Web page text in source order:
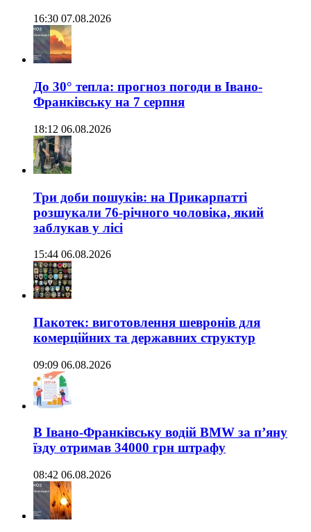
16:30 07.08.2026
До 30° тепла: прогноз погоди в Івано-
Франківську на 7 серпня
18:12 06.08.2026
Три доби пошуків: на Прикарпатті
розшукали 76-річного чоловіка, який
заблукав у лісі
15:44 06.08.2026
Пакотек: виготовлення шевронів для
комерційних та державних структур
09:09 06.08.2026
В Івано-Франківську водій BMW за п’яну
їзду отримав 34000 грн штрафу
08:42 06.08.2026